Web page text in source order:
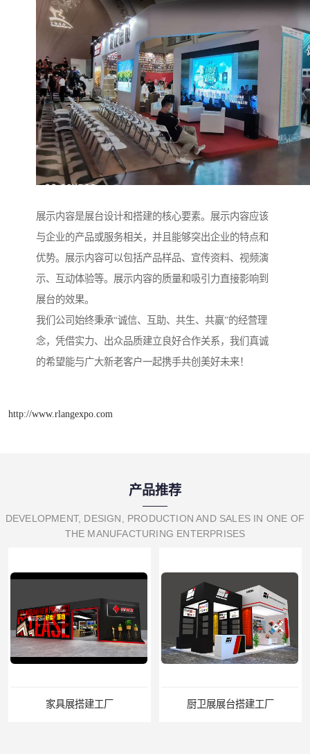
展示内容是展台设计和搭建的核心要素。展示内容应该
与企业的产品或服务相关，并且能够突出企业的特点和
优势。展示内容可以包括产品样品、宣传资料、视频演
示、互动体验等。展示内容的质量和吸引力直接影响到
展台的效果。
我们公司始终秉承“诚信、互助、共生、共赢”的经营理
念，凭借实力、出众品质建立良好合作关系，我们真诚
的希望能与广大新老客户一起携手共创美好未来！
http://www.rlangexpo.com
产品推荐
DEVELOPMENT, DESIGN, PRODUCTION AND SALES IN ONE OF
THE MANUFACTURING ENTERPRISES
家具展搭建工厂 厨卫展展台搭建工厂